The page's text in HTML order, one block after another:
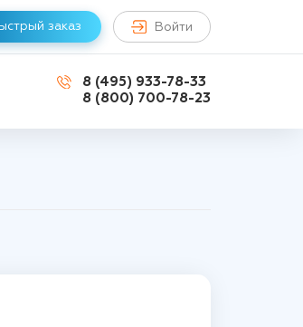
заказ Войти
8 (495) 933-78-33
8 (800) 700-78-23